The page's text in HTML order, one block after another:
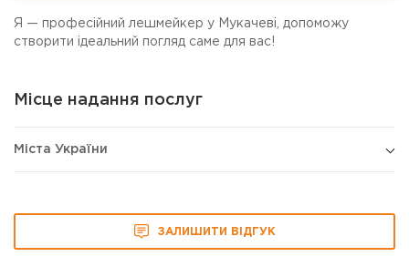
Я — професійний лешмейкер у Мукачеві, допоможу
створити ідеальний погляд саме для вас!
Місце надання послуг
Міста України
ЗАЛИШИТИ ВІДГУК